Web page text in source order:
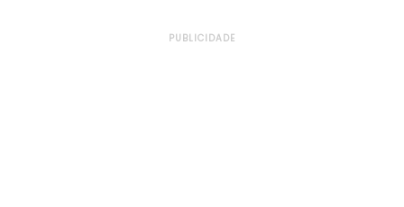
PUBLICIDADE